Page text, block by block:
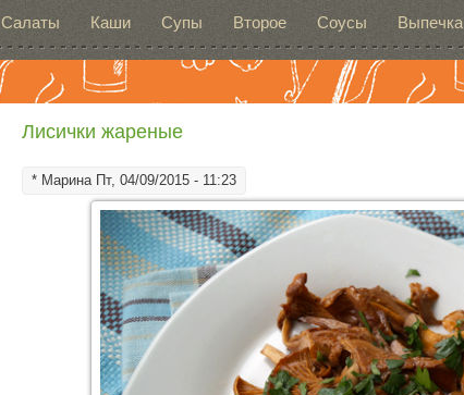
Салаты Каши Супы Второе Соусы Выпечка
Лисички жареные
* МаринаПт, 04/09/2015 - 11:23